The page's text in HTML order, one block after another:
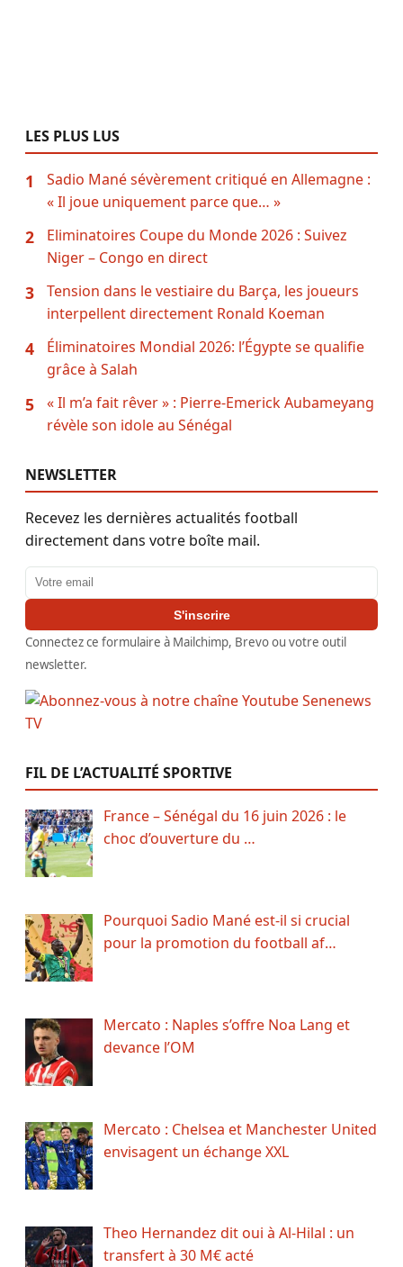
LES PLUS LUS
1
Sadio Mané sévèrement critiqué en Allemagne :
« Il joue uniquement parce que… »
2
Eliminatoires Coupe du Monde 2026 : Suivez
Niger – Congo en direct
3
Tension dans le vestiaire du Barça, les joueurs
interpellent directement Ronald Koeman
4
Éliminatoires Mondial 2026: l’Égypte se qualifie
grâce à Salah
5
« Il m’a fait rêver » : Pierre-Emerick Aubameyang
révèle son idole au Sénégal
NEWSLETTER
Recevez les dernières actualités football
directement dans votre boîte mail.
Adresse email
S'inscrire
Connectez ce formulaire à Mailchimp, Brevo ou votre outil
newsletter.
FIL DE L’ACTUALITÉ SPORTIVE
France – Sénégal du 16 juin 2026 : le
choc d’ouverture du …
Pourquoi Sadio Mané est-il si crucial
pour la promotion du football af…
Mercato : Naples s’offre Noa Lang et
devance l’OM
Mercato : Chelsea et Manchester United
envisagent un échange XXL
Theo Hernandez dit oui à Al-Hilal : un
transfert à 30 M€ acté